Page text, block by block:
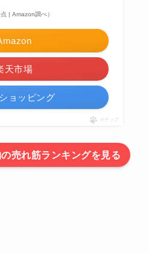
| Amazon調べ）
天市場
ョッピング
ポチップ
売れ筋ランキングを見る